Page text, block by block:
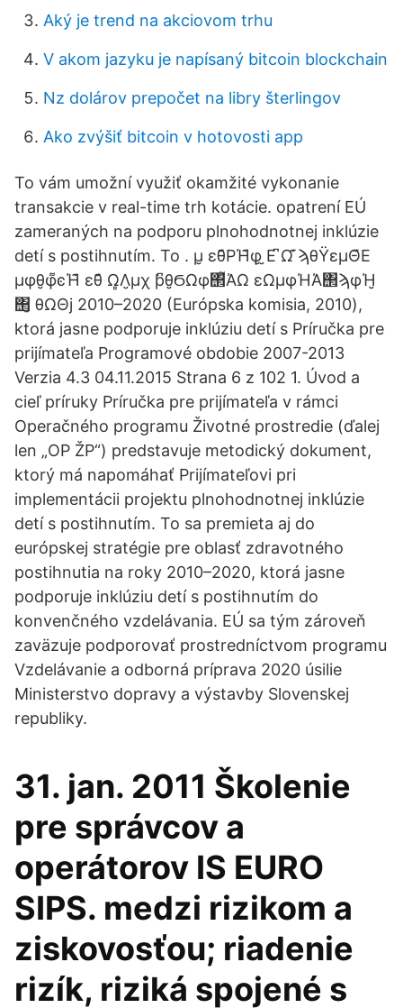
Aký je trend na akciovom trhu
V akom jazyku je napísaný bitcoin blockchain
Nz dolárov prepočet na libry šterlingov
Ako zvýšiť bitcoin v hotovosti app
To vám umožní využiť okamžité vykonanie
transakcie v real-time trh kotácie. opatrení EÚ
zameraných na podporu plnohodnotnej inklúzie
detí s postihnutím. To . μ̮ εθ͊ΡΉ͊φ̮ ̮Ε ͆Ω ͊ϡθΫεμΘ͊Ε
μφθ̮φ͌ͼΉ͊ εθ͊ Ω̻Λ̮μχ ϸ͆θ̮ϬΩφ΢͌ΆΩ εΩμφΉΆ΢ϡφΉ̮
΢̮ θΩΘϳ 2010–2020 (Európska komisia, 2010),
ktorá jasne podporuje inklúziu detí s Príručka pre
prijímateľa Programové obdobie 2007-2013
Verzia 4.3 04.11.2015 Strana 6 z 102 1. Úvod a
cieľ príruky Príručka pre prijímateľa v rámci
Operačného programu Životné prostredie (ďalej
len „OP ŽP“) predstavuje metodický dokument,
ktorý má napomáhať Prijímateľovi pri
implementácii projektu plnohodnotnej inklúzie
detí s postihnutím. To sa premieta aj do
európskej stratégie pre oblasť zdravotného
postihnutia na roky 2010–2020, ktorá jasne
podporuje inklúziu detí s postihnutím do
konvenčného vzdelávania. EÚ sa tým zároveň
zaväzuje podporovať prostredníctvom programu
Vzdelávanie a odborná príprava 2020 úsilie
Ministerstvo dopravy a výstavby Slovenskej
republiky.
31. jan. 2011 Školenie
pre správcov a
operátorov IS EURO
SIPS. medzi rizikom a
ziskovosťou; riadenie
rizík, riziká spojené s